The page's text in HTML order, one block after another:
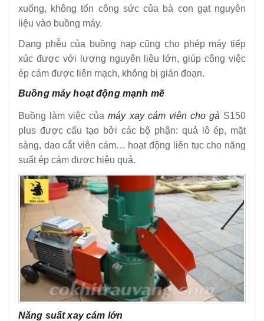
xuống, không tốn công sức của bà con gạt nguyên
liệu vào buồng máy.
Dạng phễu của buồng nạp cũng cho phép máy tiếp
xúc được với lượng nguyên liệu lớn, giúp công việc
ép cám được liên mạch, không bị gián đoạn.
Buồng máy hoạt động mạnh mẽ
Buồng làm việc củamáy xay cám viên cho gà S150
plus được cấu tạo bởi các bộ phận: quả lô ép, mặt
sàng, dao cắt viên cám… hoạt động liên tục cho năng
suất ép cám được hiệu quả.
Năng suất xay cám lớn